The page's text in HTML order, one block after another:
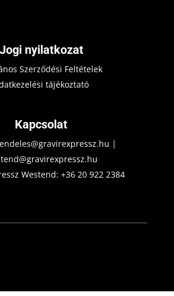
Jogi nyilatkozat
Szerződési Feltételek
tájékoztató
Kapcsolat
|
Westend:+36 20 922 2384